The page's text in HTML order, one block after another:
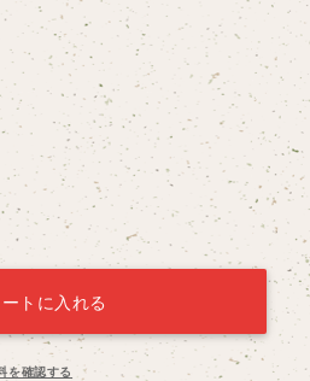
トに入れる
を確認する